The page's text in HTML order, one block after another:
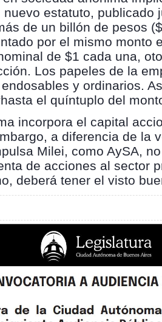
estatuto, publicado
de un billón de pesos
por el mismo monto
de $1 cada una,
Los papeles de la
y ordinarios.
el quíntuplo del
incorpora el capital
a diferencia de la
Milei, como AySA,
de acciones al sector
deberá tener el visto